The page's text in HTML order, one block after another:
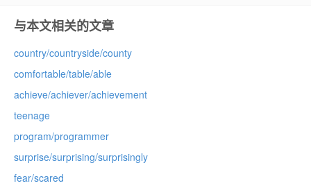
与本文相关的文章
country/countryside/county
comfortable/table/able
achieve/achiever/achievement
teenage
program/programmer
surprise/surprising/surprisingly
fear/scared